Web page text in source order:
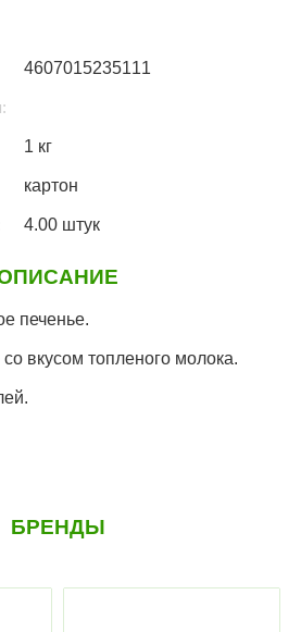
4607015235111
1 кг
картон
4.00 штук
печенье.
вкусом топленого молока.
БРЕНДЫ